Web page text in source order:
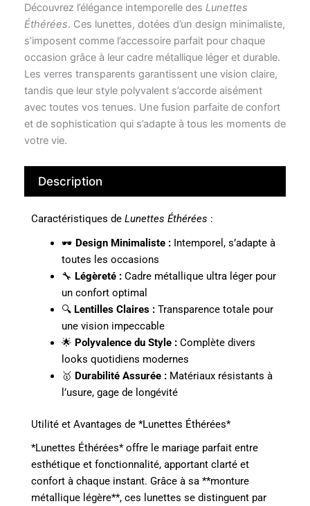
transparentes
-
lunettes
éthérées
Découvrez l’élégance intemporelle des Lunettes
Éthérées. Ces lunettes, dotées d’un design minimaliste,
s’imposent comme l’accessoire parfait pour chaque
occasion grâce à leur cadre métallique léger et durable.
Les verres transparents garantissent une vision claire,
tandis que leur style polyvalent s’accorde aisément
avec toutes vos tenues. Une fusion parfaite de confort
et de sophistication qui s’adapte à tous les moments de
votre vie.
Description
Caractéristiques de Lunettes Éthérées :
🕶️ Design Minimaliste :Intemporel, s’adapte à
toutes les occasions
🔧 Légèreté :Cadre métallique ultra léger pour
un confort optimal
🔍 Lentilles Claires :Transparence totale pour
une vision impeccable
🌟 Polyvalence du Style :Complète divers
looks quotidiens modernes
🥇 Durabilité Assurée :Matériaux résistants à
l’usure, gage de longévité
Utilité et Avantages de *Lunettes Éthérées*
*Lunettes Éthérées* offre le mariage parfait entre
esthétique et fonctionnalité, apportant clarté et
confort à chaque instant. Grâce à sa **monture
métallique légère**, ces lunettes se distinguent par